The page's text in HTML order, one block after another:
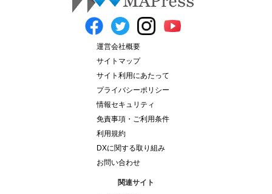
運営会社概要
サイトマップ
サイト利用にあたって
プライバシーポリシー
情報セキュリティ
免責事項・ご利用条件
利用規約
DXに関する取り組み
お問い合わせ
関連サイト